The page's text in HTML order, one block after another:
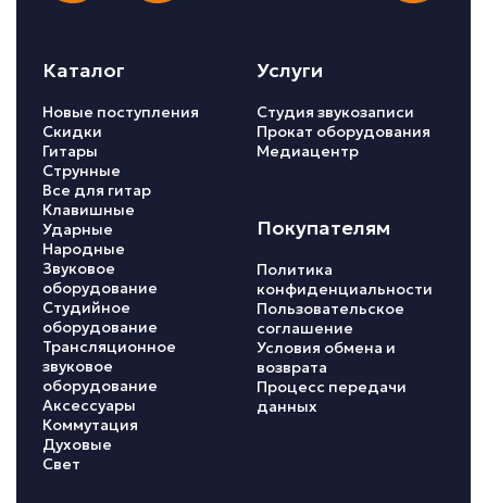
Каталог
Новые поступления
Скидки
Гитары
Струнные
Все для гитар
Клавишные
Ударные
Народные
Звуковое
оборудование
Студийное
оборудование
Трансляционное
звуковое
оборудование
Аксессуары
Коммутация
Духовые
Свет
Услуги
Студия звукозаписи
Прокат оборудования
Медиацентр
Покупателям
Политика
конфиденциальности
Пользовательское
соглашение
Условия обмена и
возврата
Процесс передачи
данных